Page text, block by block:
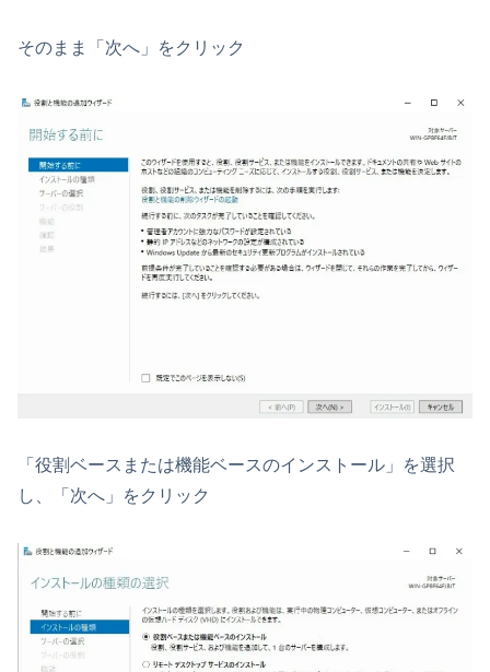
そのまま「次へ」をクリック
「役割ベースまたは機能ベースのインストール」を選択
し、「次へ」をクリック